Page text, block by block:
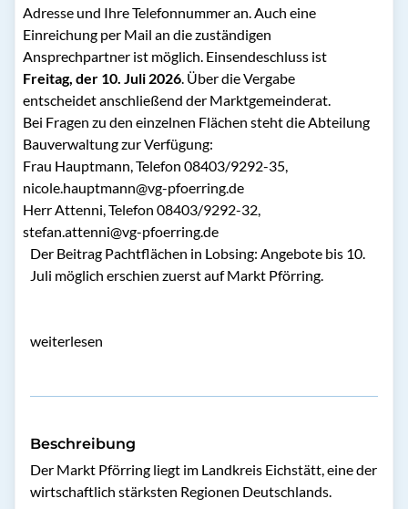
Adresse und Ihre Telefonnummer an. Auch eine
Einreichung per Mail an die zuständigen
Ansprechpartner ist möglich. Einsendeschluss ist
Freitag, der 10. Juli 2026. Über die Vergabe
entscheidet anschließend der Marktgemeinderat.
Bei Fragen zu den einzelnen Flächen steht die Abteilung
Bauverwaltung zur Verfügung:
Frau Hauptmann, Telefon 08403/9292-35,
nicole.hauptmann@vg-pfoerring.de
Herr Attenni, Telefon 08403/9292-32,
stefan.attenni@vg-pfoerring.de
Der Beitrag Pachtflächen in Lobsing: Angebote bis 10.
Juli möglich erschien zuerst aufMarkt Pförring.
weiterlesen
Beschreibung
Der Markt Pförring liegt im Landkreis Eichstätt, eine der
wirtschaftlich stärksten Regionen Deutschlands.